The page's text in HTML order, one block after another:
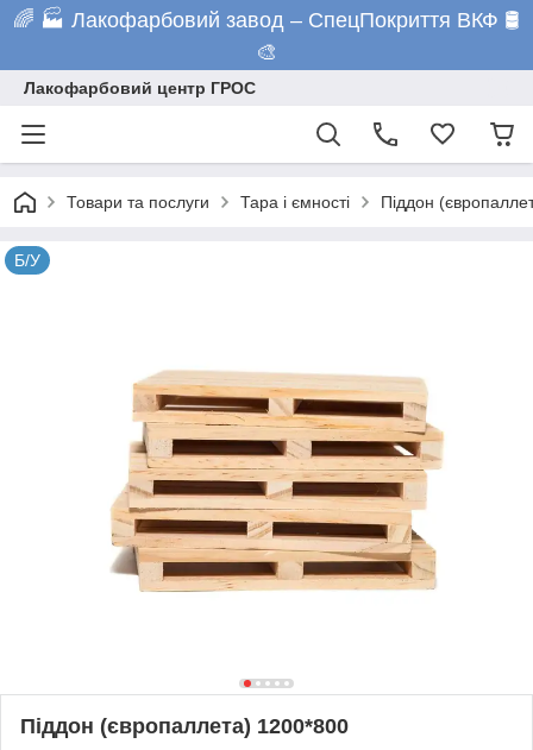
🌈 🏭 Лакофарбовий завод – СпецПокриття ВКФ 🛢️
🎨
Лакофарбовий центр ГРОС
Товари та послуги Тара і ємності Піддон
Б/У
Піддон (європаллета) 1200*800